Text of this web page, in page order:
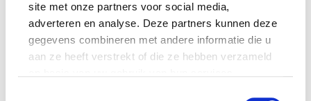
site met onze partners voor social media,
adverteren en analyse. Deze partners kunnen deze
gegevens combineren met andere informatie die u
aan ze heeft verstrekt of die ze hebben verzameld
MAMA CARMEN VLOG:
SCHOLEN ZIJN WEER